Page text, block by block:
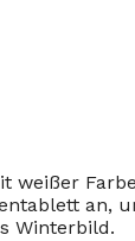
weißer
an,
Winterbild.